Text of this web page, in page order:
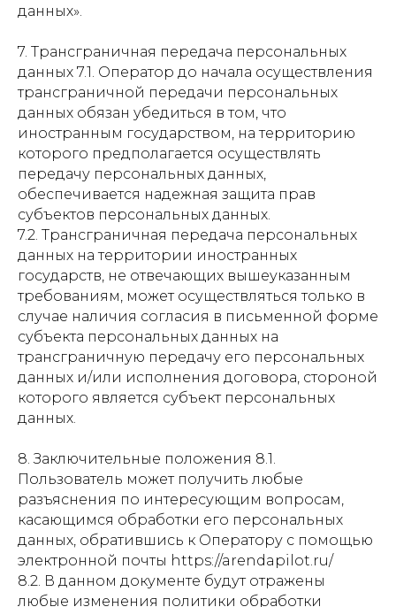
данных».
7. Трансграничная передача персональных
данных 7.1. Оператор до начала осуществления
трансграничной передачи персональных
данных обязан убедиться в том, что
иностранным государством, на территорию
которого предполагается осуществлять
передачу персональных данных,
обеспечивается надежная защита прав
субъектов персональных данных.
7.2. Трансграничная передача персональных
данных на территории иностранных
государств, не отвечающих вышеуказанным
требованиям, может осуществляться только в
случае наличия согласия в письменной форме
субъекта персональных данных на
трансграничную передачу его персональных
данных и/или исполнения договора, стороной
которого является субъект персональных
данных.
8. Заключительные положения 8.1.
Пользователь может получить любые
разъяснения по интересующим вопросам,
касающимся обработки его персональных
данных, обратившись к Оператору с помощью
электронной почты https://arendapilot.ru/
8.2. В данном документе будут отражены
любые изменения политики обработки